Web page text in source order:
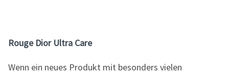
Rouge Dior Ultra Care
Wenn ein neues Produkt mit besonders vielen